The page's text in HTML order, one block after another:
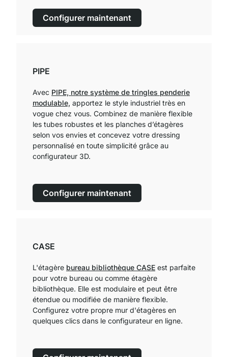
Configurer maintenant
PIPE
Avec PIPE, notre système de tringles penderie
modulable, apportez le style industriel très en
vogue chez vous. Combinez de manière flexible
les tubes robustes et les planches d’étagères
selon vos envies et concevez votre dressing
personnalisé en toute simplicité grâce au
configurateur 3D.
Configurer maintenant
CASE
L'étagère bureau bibliothèque CASE est parfaite
pour votre bureau ou comme étagère
bibliothèque. Elle est modulaire et peut être
étendue ou modifiée de manière flexible.
Configurez votre propre mur d'étagères en
quelques clics dans le configurateur en ligne.